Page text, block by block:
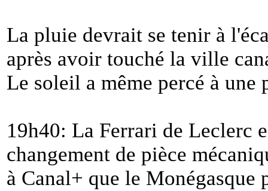
La pluie devrait se tenir à
après avoir touché la ville
Le soleil a même percé à
19h40: La Ferrari de Leclerc
changement de pièce
à Canal+ que le